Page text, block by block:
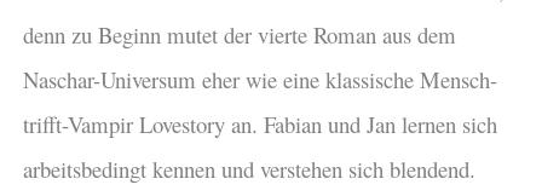
denn zu Beginn mutet der vierte Roman aus dem
Naschar-Universum eher wie eine klassische Mensch-
trifft-Vampir Lovestory an. Fabian und Jan lernen sich
arbeitsbedingt kennen und verstehen sich blendend.